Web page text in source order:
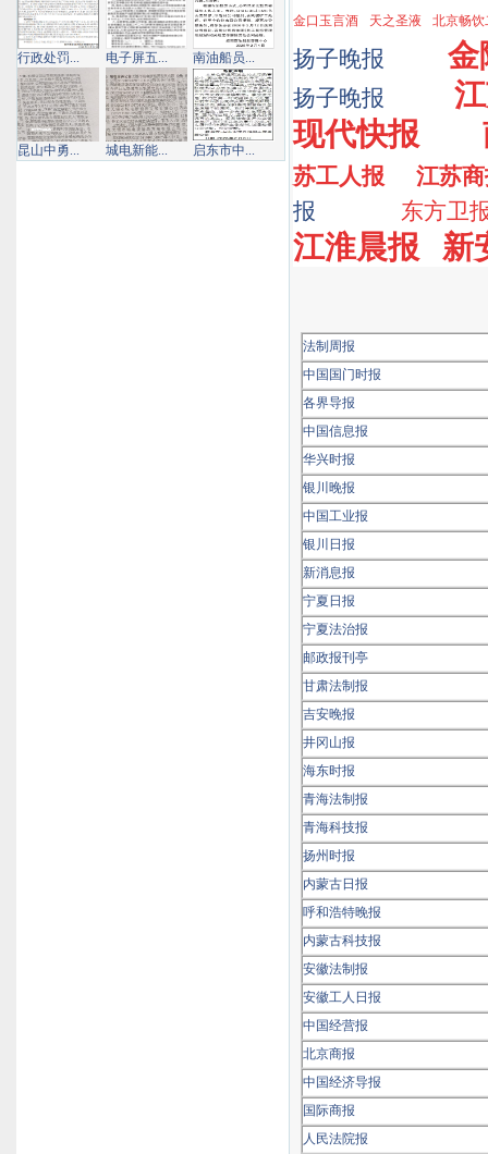
金口玉言酒 天之圣液 北京畅饮
扬子晚报 金
扬子晚报
现代快报
苏工人报
江苏
报
东方卫
江淮晨报 新
法制周报
中国国门时报
各界导报
中国信息报
华兴时报
银川晚报
中国工业报
银川日报
新消息报
宁夏日报
宁夏法治报
邮政报刊亭
甘肃法制报
吉安晚报
井冈山报
海东时报
青海法制报
青海科技报
扬州时报
内蒙古日报
呼和浩特晚报
内蒙古科技报
安徽法制报
安徽工人日报
中国经营报
北京商报
中国经济导报
国际商报
人民法院报
行政处罚... 电子屏五... 南油船员...
昆山中勇... 城电新能... 启东市中...